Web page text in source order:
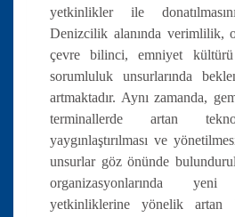
yetkinlikler ile
Denizcilik alanında verimlilik,
çevre bilinci, emniyet
sorumluluk unsurlarında
artmaktadır. Aynı zamanda,
terminallerde artan
yaygınlaştırılması ve
unsurlar göz önünde
organizasyonlarında
yetkinliklerine yönelik